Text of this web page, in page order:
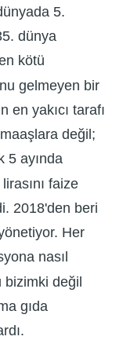
5.
dünya
kötü
gelmeyen bir
yakıcı tarafı
değil;
5 ayında
faize
2018'den beri
Her
nasıl
bizimki değil
gıda